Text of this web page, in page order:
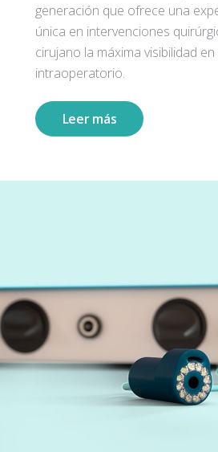
generación que ofrece una
única en intervenciones
cirujano la máxima visibilidad
intraoperatorio.
Leer más